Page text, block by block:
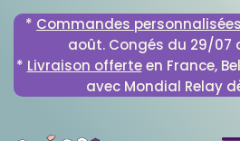
* Commandes personnalisées
août. Congés du 29/07
* Livraison offerteen France,
avec Mondial Relay